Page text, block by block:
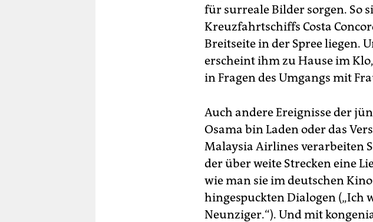
für surreale Bilder sorgen. So
Kreuzfahrtschiffs Costa
Breitseite in der Spree liegen.
erscheint ihm zu Hause im
in Fragen des Umgangs mit
Auch andere Ereignisse der
Osama bin Laden oder das
Malaysia Airlines verarbeiten
der über weite Strecken eine
wie man sie im deutschen
hingespuckten Dialogen („Ich
Neunziger.“). Und mit